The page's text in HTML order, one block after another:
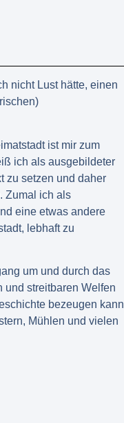
nicht Lust hätte, einen
ist mir zum
ich als ausgebildeter
zu setzen und daher
Zumal ich als
eine etwas andere
lebhaft zu
um und durch das
und streitbaren Welfen
bezeugen kann
Mühlen und vielen